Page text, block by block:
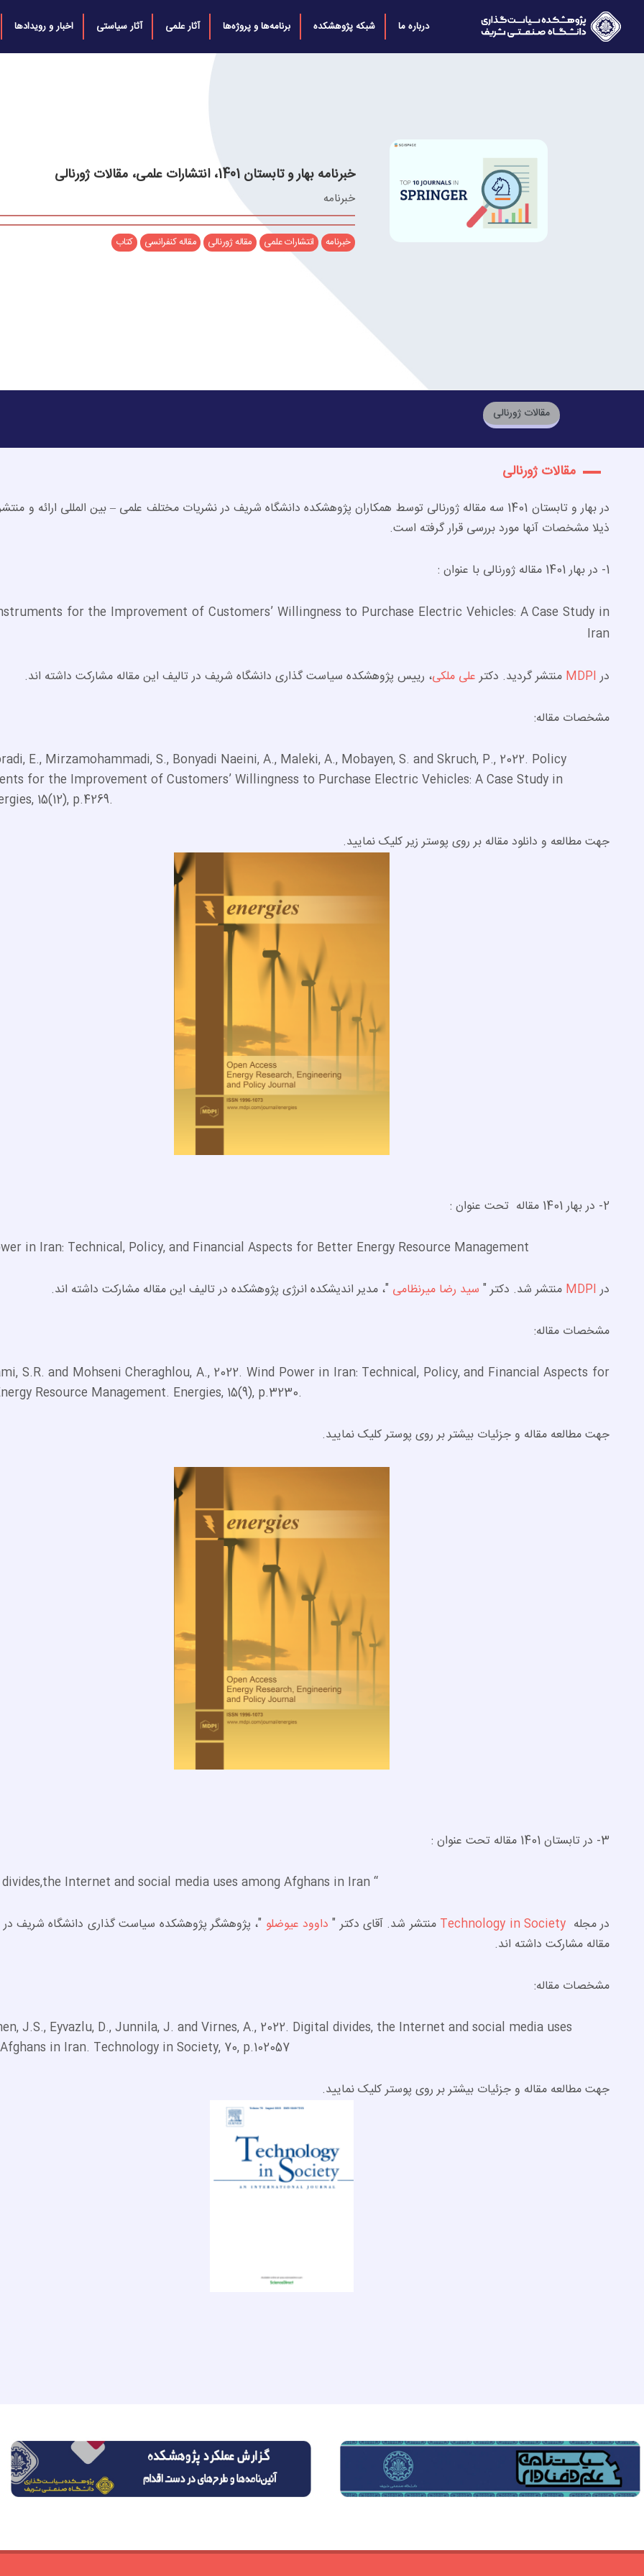
درباره ما شبکه پژوهشکده برنامه‌ها و پروژه‌ها آثار علمی آثار سیاستی اخبار و رویدادها
خبرنامه بهار و تابستان 1401، انتشارات علمی، مقالات ژورنالی
خبرنامه
خبرنامه انتشارات علمی مقاله ژورنالی مقاله کنفرانسی کتاب
مقالات ژورنالی
مقالات ژورنالی
در بهار و تابستان 1401 سه مقاله ژورنالی توسط همکاران پژوهشکده دانشگاه شریف در نشریات مختلف علمی – بین المللی ارائه و
ذیلا مشخصات آنها مورد بررسی قرار گرفته است.
1- در بهار 1401 مقاله ژورنالی با عنوان :
for the Improvement of Customers’ Willingness to Purchase Electric Vehicles: A Case Study in
Iran
درMDPI منتشر گردید. دکترعلی ملکی، رییس پژوهشکده سیاست گذاری دانشگاه شریف در تالیف این مقاله مشارکت داشته اند.
مشخصات مقاله:
E., Mirzamohammadi, S., Bonyadi Naeini, A., Maleki, A., Mobayen, S. and Skruch, P., 2022. Policy
for the Improvement of Customers’ Willingness to Purchase Electric Vehicles: A Case Study in
15(12), p.4269.
جهت مطالعه و دانلود مقاله بر روی پوستر زیر کلیک نمایید.
2- در بهار 1401 مقاله تحت عنوان :
in Iran: Technical, Policy, and Financial Aspects for Better Energy Resource Management
درMDPI منتشر شد. دکتر " سید رضا میرنظامی "، مدیر اندیشکده انرژی پژوهشکده در تالیف این مقاله مشارکت داشته اند.
مشخصات مقاله:
S.R. and Mohseni Cheraghlou, A., 2022. Wind Power in Iran: Technical, Policy, and Financial Aspects for
Resource Management. Energies, 15(9), p.3230.
جهت مطالعه مقاله و جزئیات بیشتر بر روی پوستر کلیک نمایید.
3- در تابستان 1401 مقاله تحت عنوان :
“ Digital divides,the Internet and social media uses among Afghans in Iran “
در مجلهTechnology in Society منتشر شد. آقای دکتر " داوود عیوضلو "، پژوهشگر پژوهشکده سیاست گذاری دانشگاه شریف در
مقاله مشارکت داشته اند.
مشخصات مقاله:
J.S., Eyvazlu, D., Junnila, J. and Virnes, A., 2022. Digital divides, the Internet and social media uses
in Iran. Technology in Society, 70, p.102057.
جهت مطالعه مقاله و جزئیات بیشتر بر روی پوستر کلیک نمایید.